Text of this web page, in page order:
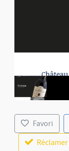
Favori